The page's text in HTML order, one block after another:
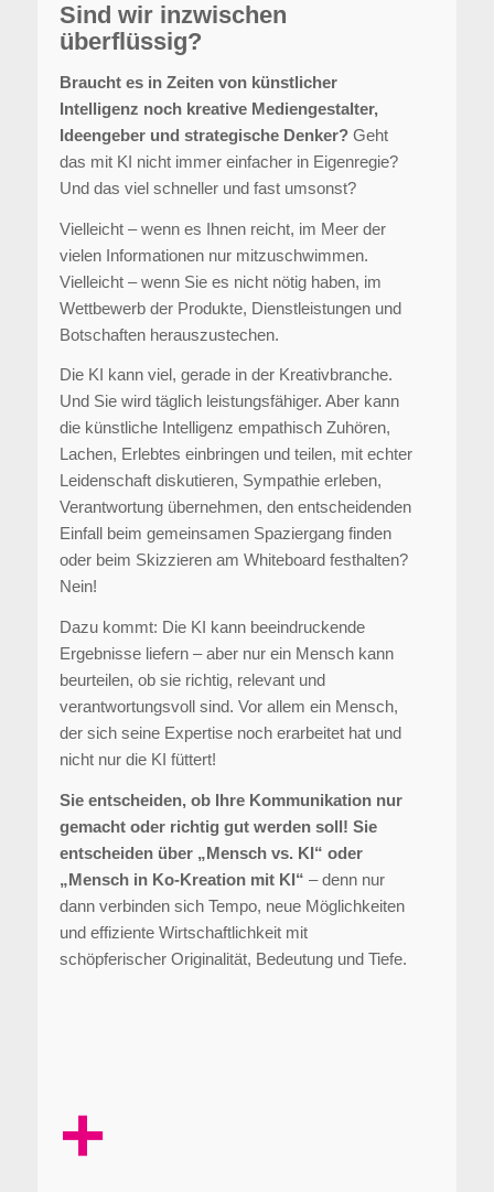
Sind wir inzwischen
überflüssig?
Braucht es in Zeiten von künstlicher
Intelligenz noch kreative Mediengestalter,
Ideengeber und strategische Denker? Geht
das mit KI nicht immer einfacher in Eigenregie?
Und das viel schneller und fast umsonst?
Vielleicht – wenn es Ihnen reicht, im Meer der
vielen Informationen nur mitzuschwimmen.
Vielleicht – wenn Sie es nicht nötig haben, im
Wettbewerb der Produkte, Dienstleistungen und
Botschaften herauszustechen.
Die KI kann viel, gerade in der Kreativbranche.
Und Sie wird täglich leistungsfähiger. Aber kann
die künstliche Intelligenz empathisch Zuhören,
Lachen, Erlebtes einbringen und teilen, mit echter
Leidenschaft diskutieren, Sympathie erleben,
Verantwortung übernehmen, den entscheidenden
Einfall beim gemeinsamen Spaziergang finden
oder beim Skizzieren am Whiteboard festhalten?
Nein!
Dazu kommt: Die KI kann beeindruckende
Ergebnisse liefern – aber nur ein Mensch kann
beurteilen, ob sie richtig, relevant und
verantwortungsvoll sind. Vor allem ein Mensch,
der sich seine Expertise noch erarbeitet hat und
nicht nur die KI füttert!
Sie entscheiden, ob Ihre Kommunikation nur
gemacht oder richtig gut werden soll! Sie
entscheiden über „Mensch vs. KI“ oder
„Mensch in Ko-Kreation mit KI“ – denn nur
dann verbinden sich Tempo, neue Möglichkeiten
und effiziente Wirtschaftlichkeit mit
schöpferischer Originalität, Bedeutung und Tiefe.
+